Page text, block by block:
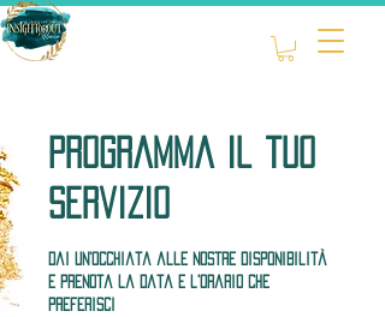
Programma il tuo
servizio
Dai un'occhiata alle nostre disponibilità
e prenota la data e l'orario che
preferisci